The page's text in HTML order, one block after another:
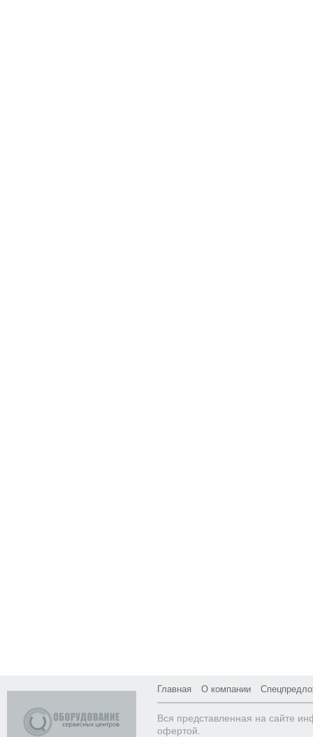
Главная О компании
Вся представленная на сайте
офертой.